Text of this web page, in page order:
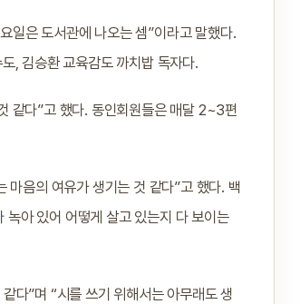
일은 도서관에 나오는 셈”이라고 말했다.
, 김승환 교육감도 까치밥 독자다.
같다”고 했다. 동인회원들은 매달 2~3편
마음의 여유가 생기는 것 같다”고 했다. 백
녹아 있어 어떻게 살고 있는지 다 보이는
다”며 “시를 쓰기 위해서는 아무래도 생